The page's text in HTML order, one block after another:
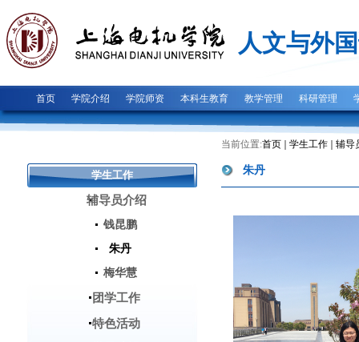
人文与外
首页 学院介绍 学院师资 本科生教育 教学管理 科研管理
学生工作
辅导员介绍
钱昆鹏
朱丹
梅华慧
团学工作
特色活动
当前位置:首页 学生工作 辅导
朱丹